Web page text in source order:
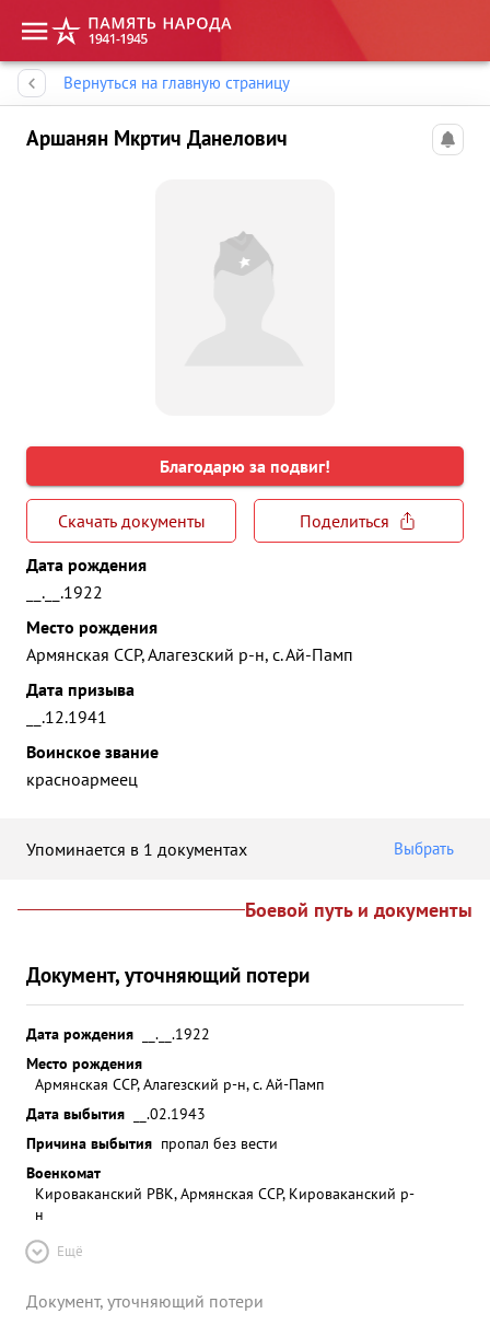
Вернуться на главную страницу
Аршанян Мкртич Данелович
Благодарю за подвиг!
Скачать документы
Поделиться
Дата рождения
__.__.1922
Место рождения
Армянская ССР, Алагезский р-н, с. Ай-Памп
Дата призыва
__.12.1941
Воинское звание
красноармеец
Упоминается в 1 документах Выбрать
Боевой путь и документы
Документ, уточняющий потери
Дата рождения
__.__.1922
Место рождения
Армянская ССР, Алагезский р-н, с. Ай-Памп
Дата выбытия
__.02.1943
Причина выбытия пропал без вести
Военкомат
Кироваканский РВК, Армянская ССР, Кироваканский р-
н
Ещё
Документ, уточняющий потери
Память народа